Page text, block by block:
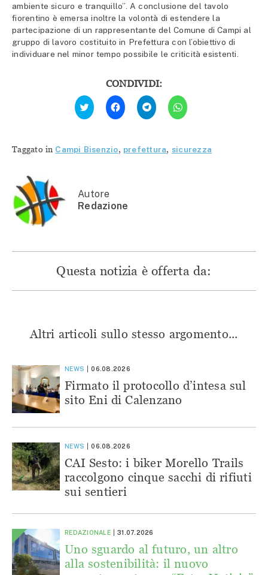
ambiente sicuro e tranquillo”. A conclusione del tavolo
fiorentino è emersa inoltre la volontà di estendere la
partecipazione di un rappresentante del Comune di Campi al
gruppo di lavoro costituito in Prefettura con l’obiettivo di
individuare nel minor tempo possibile le criticità esistenti.
CONDIVIDI:
Fai
clic
qui
Twitter
(Si
finestra)
Fai
clic
per
condividere
apre
Fai
clic
per
condividere
apre
Fai
clic
per
apre
Taggato in Campi Bisenzio, prefettura, sicurezza
Autore
Redazione
Questa notizia è offerta da:
Altri articoli sullo stesso argomento...
NEWS 06.08.2026
Firmato il protocollo d’intesa sul
sito Eni di Calenzano
NEWS 06.08.2026
CAI Sesto: i biker Morello Trails
raccolgono cinque sacchi di rifiuti
sui sentieri
REDAZIONALE 31.07.2026
Uno sguardo al futuro, un altro
alla sostenibilità: il nuovo